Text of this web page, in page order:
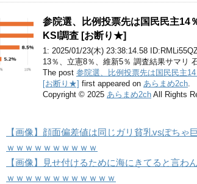
参院選、比例投票先は国民民主
KSI調査 [お断り★]
1: 2025/01/23(木) 23:38:14.58
13％、立憲8％、維新5％ 調査結果サマリ
The post 参院選、比例投票先は国民民主
[お断り★] first appeared on あらまめ2ch.
Copyright © 2025 あらまめ2ch All Rights
【画像】顔面偏差値は同じガリ貧乳vsぽちゃ
ｗｗｗｗｗｗｗｗｗｗ
【画像】見せ付けるために海にきてると言わ
ｗｗｗｗｗｗｗｗｗｗｗｗ